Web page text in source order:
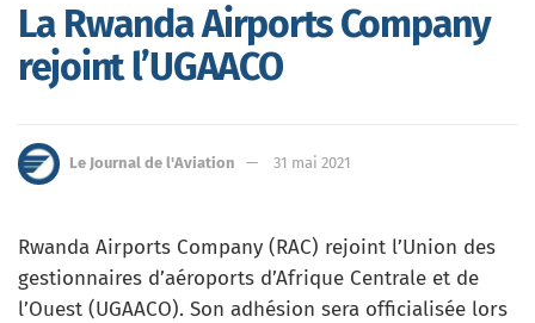
La Rwanda Airports Company
rejoint l’UGAACO
Le Journal de l'Aviation 31 mai 2021
Rwanda Airports Company (RAC) rejoint l’Union des
gestionnaires d’aéroports d’Afrique Centrale et de
l’Ouest (UGAACO). Son adhésion sera officialisée lors